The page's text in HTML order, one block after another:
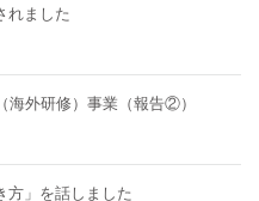
れました
海外研修）事業（報告②）
方」を話しました